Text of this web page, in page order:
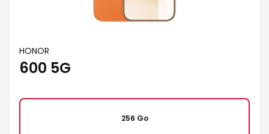
HONOR
600 5G
256 Go